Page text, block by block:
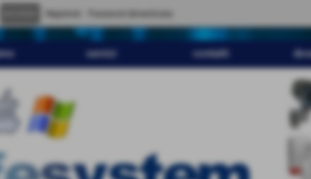
servizi contatti